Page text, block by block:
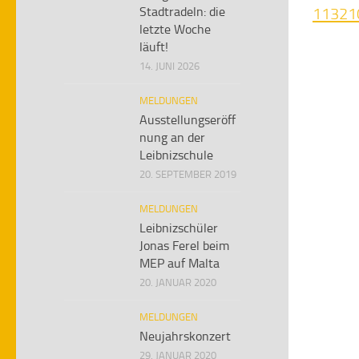
Stadtradeln: die
letzte Woche
läuft!
14. JUNI 2026
MELDUNGEN
Ausstellungseröff
nung an der
Leibnizschule
20. SEPTEMBER 2019
MELDUNGEN
Leibnizschüler
Jonas Ferel beim
MEP auf Malta
20. JANUAR 2020
MELDUNGEN
Neujahrskonzert
29. JANUAR 2020